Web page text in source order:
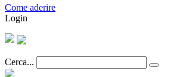
Come aderire
Login
Cerca...